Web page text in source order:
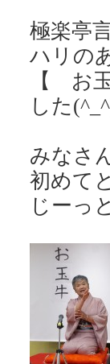
極楽亭
ハリの
【 お
した
みなさ
初めて
じーっ